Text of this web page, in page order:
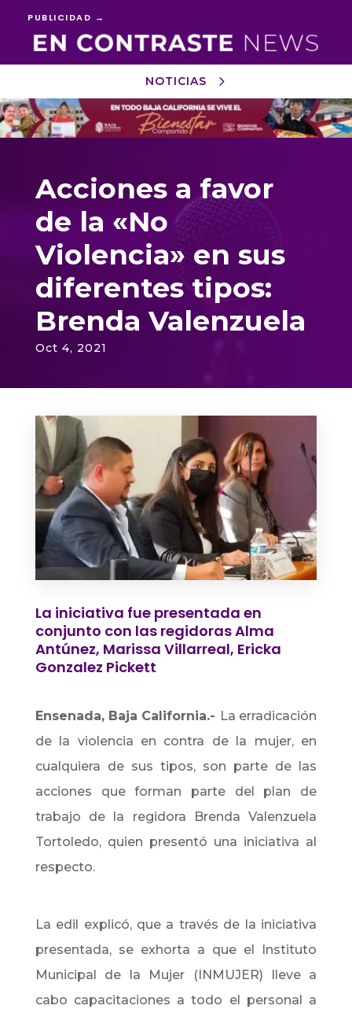
PUBLICIDAD →
NOTICIAS
Reproductor
de
vídeo
Acciones a favor
de la «No
Violencia» en sus
diferentes tipos:
Brenda Valenzuela
Oct 4, 2021
La iniciativa fue presentada en
conjunto con las regidoras Alma
Antúnez, Marissa Villarreal, Ericka
Gonzalez Pickett
Ensenada, Baja California.- La erradicación
de la violencia en contra de la mujer, en
cualquiera de sus tipos, son parte de las
acciones que forman parte del plan de
trabajo de la regidora Brenda Valenzuela
Tortoledo, quien presentó una iniciativa al
respecto.
La edil explicó, que a través de la iniciativa
presentada, se exhorta a que el Instituto
Municipal de la Mujer (INMUJER) lleve a
cabo capacitaciones a todo el personal a